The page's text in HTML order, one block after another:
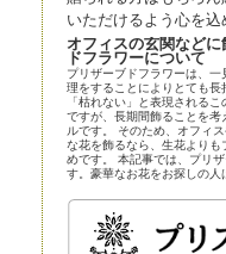
いただけるよう心を込
オフィスの玄関など
ドフラワーについて
プリザーブドフラワーは、
理をすることによりとても長
「枯れない」と表現される
ですが、長期間飾ることを
ルです。 そのため、オフィ
な花を飾るなら、生花より
めです。 本記事では、プリ
す。豪華なお花をお探しの人
プリザーブドフラワ
プリザーブドフラワーは、
よく知らなくても目にして
ブドフラワーとほかの花と